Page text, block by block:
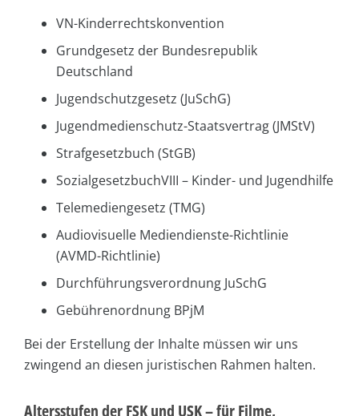
VN-Kinderrechtskonvention
Grundgesetz der Bundesrepublik
Deutschland
Jugendschutzgesetz (JuSchG)
Jugendmedienschutz-Staatsvertrag (JMStV)
Strafgesetzbuch (StGB)
SozialgesetzbuchVIII – Kinder- und Jugendhilfe
Telemediengesetz (TMG)
Audiovisuelle Mediendienste-Richtlinie
(AVMD-Richtlinie)
Durchführungsverordnung JuSchG
Gebührenordnung BPjM
Bei der Erstellung der Inhalte müssen wir uns
zwingend an diesen juristischen Rahmen halten.
Altersstufen der FSK und USK – für Filme,